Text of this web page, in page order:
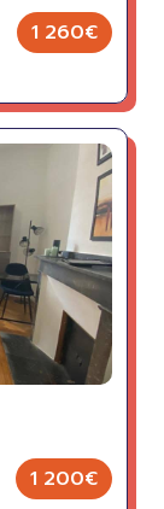
1 260€
1 200€